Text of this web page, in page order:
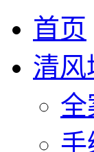
首页
清风
全
手